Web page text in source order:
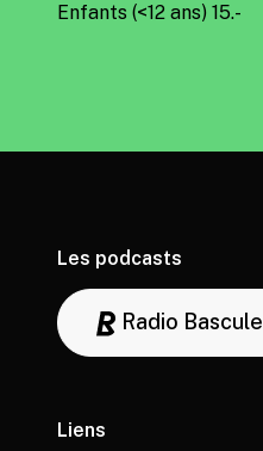
Enfants (<12 ans) 15.-
Les podcasts
Radio Bascule
Liens